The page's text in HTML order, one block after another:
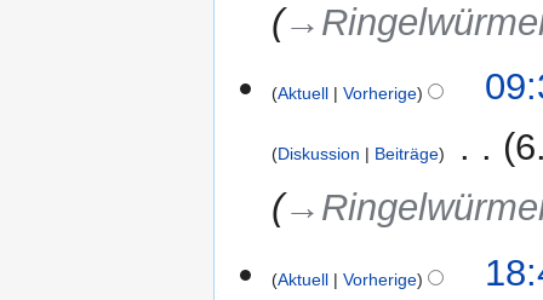
Aktuell Vorherige
Diskussion Beiträge
Februar
Aktuell Vorherige